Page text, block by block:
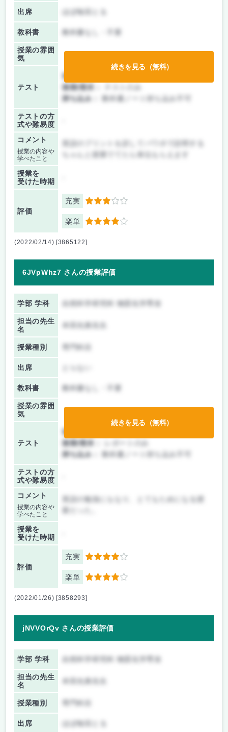
出席 ほぼ毎回とる
教科書 教科書なし・不要
授業の雰囲
気
テスト
前期/中間：
後期/期末：
持ち込み：
教科書ノート持ち込み不可
テストの方
式や難易度
コメント
授業の内容や
学べたこと
授業を
受けた時期
評価
充実 3
楽単 4
続きを見る（無料）
(2022/02/14) [3865122]
6JVpWhz7 さんの授業評価
学部 学科 自然科学研究科 物質化学専攻
担当の先生
名
授業種別
出席
教科書 教科書なし・不要
授業の雰囲
気
テスト
前期/中間：
後期/期末：
持ち込み：
教科書ノート持ち込み不可
テストの方
式や難易度
コメント
授業の内容や
学べたこと
英語の勉強にもなり、とてもためになる授
授業を
受けた時期
評価
充実 4
楽単 4
続きを見る（無料）
(2022/01/26) [3858293]
jNVVOrQv さんの授業評価
学部 学科 自然科学研究科 物質化学専攻
担当の先生
名
授業種別
出席 ほぼ毎回とる